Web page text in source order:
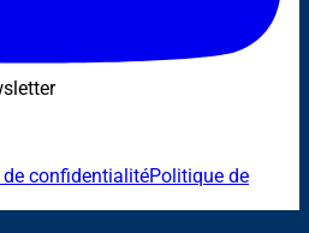
confidentialitéPolitique de